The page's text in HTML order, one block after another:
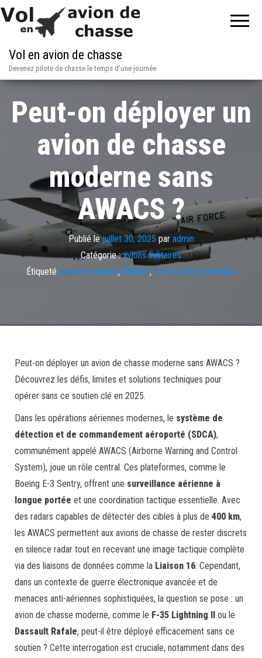
Vol en avion de chasse
Devenez pilote de chasse le temps d'une journée
Peut-on déployer un
avion de chasse
moderne sans
AWACS ?
Publié lejuillet 30, 2025 par admin
Catégorie : avions militaires
Étiqueté avion de chasse, AWACS, vol en avion de chasse
Peut-on déployer un avion de chasse moderne sans AWACS ?
Découvrez les défis, limites et solutions techniques pour
opérer sans ce soutien clé en 2025.
Dans les opérations aériennes modernes, le système de
détection et de commandement aéroporté (SDCA),
communément appelé AWACS (Airborne Warning and Control
System), joue un rôle central. Ces plateformes, comme le
Boeing E-3 Sentry, offrent une surveillance aérienne à
longue portée et une coordination tactique essentielle. Avec
des radars capables de détecter des cibles à plus de 400 km,
les AWACS permettent aux avions de chasse de rester discrets
en silence radar tout en recevant une image tactique complète
via des liaisons de données comme la Liaison 16. Cependant,
dans un contexte de guerre électronique avancée et de
menaces anti-aériennes sophistiquées, la question se pose : un
avion de chasse moderne, comme le F-35 Lightning II ou le
Dassault Rafale, peut-il être déployé efficacement sans ce
soutien ? Cette interrogation est cruciale, notamment dans des